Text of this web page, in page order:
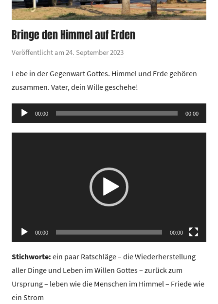
Bringe den Himmel auf Erden
Veröffentlicht am24. September 2023
n
G
e
m
e
z
t
r
u
m
Lebe in der Gegenwart Gottes. Himmel und Erde gehören
zusammen. Vater, dein Wille geschehe!
Audio-
Player
00:00 00:00
00:00 00:00
Stichworte: ein paar Ratschläge – die Wiederherstellung
aller Dinge und Leben im Willen Gottes – zurück zum
Ursprung – leben wie die Menschen im Himmel – Friede wie
ein Strom